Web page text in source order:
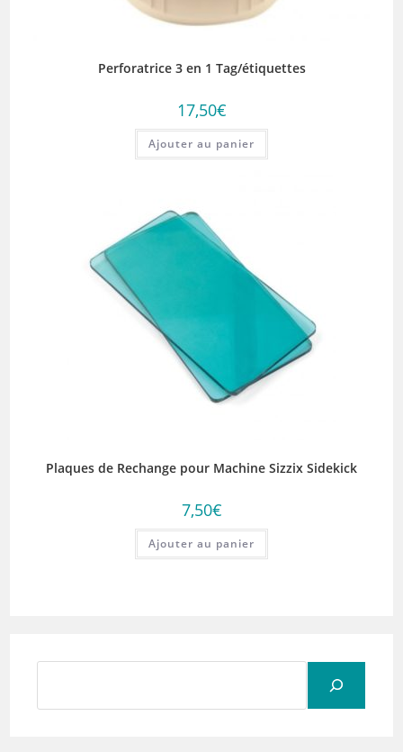
Perforatrice 3 en 1 Tag/étiquettes
17,50€
Ajouter au panier
Plaques de Rechange pour Machine Sizzix Sidekick
7,50€
Ajouter au panier